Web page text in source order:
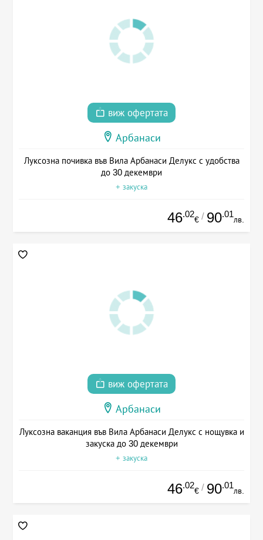
виж офертата
Арбанаси
Луксозна почивка във Вила Арбанаси Делукс с удобства
до 30 декември
+ закуска
46.02
€ / 90.01
лв.
виж офертата
Арбанаси
Луксозна ваканция във Вила Арбанаси Делукс с нощувка и
закуска до 30 декември
+ закуска
46.02
€ / 90.01
лв.